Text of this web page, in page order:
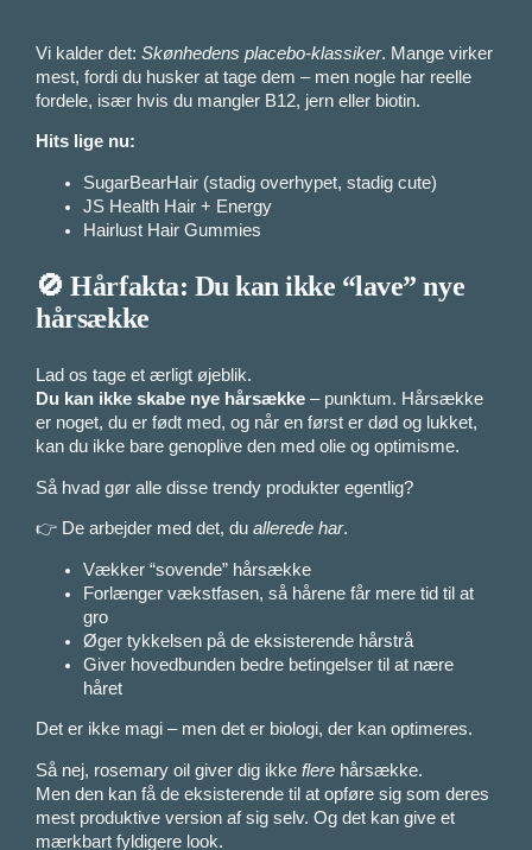
Vi kalder det:Skønhedens placebo-klassiker. Mange virker
mest, fordi du husker at tage dem – men nogle har reelle
fordele, især hvis du mangler B12, jern eller biotin.
Hits lige nu:
SugarBearHair (stadig overhypet, stadig cute)
JS Health Hair + Energy
Hairlust Hair Gummies
🚫 Hårfakta: Du kan ikke “lave” nye
hårsække
Lad os tage et ærligt øjeblik.
Du kan ikke skabe nye hårsække – punktum. Hårsække
er noget, du er født med, og når en først er død og lukket,
kan du ikke bare genoplive den med olie og optimisme.
Så hvad gør alle disse trendy produkter egentlig?
👉 De arbejder med det, duallerede har.
Vækker “sovende” hårsække
Forlænger vækstfasen, så hårene får mere tid til at
gro
Øger tykkelsen på de eksisterende hårstrå
Giver hovedbunden bedre betingelser til at nære
håret
Det er ikke magi – men det er biologi, der kan optimeres.
Så nej, rosemary oil giver dig ikkeflere hårsække.
Men den kan få de eksisterende til at opføre sig som deres
mest produktive version af sig selv. Og det kan give et
mærkbart fyldigere look.